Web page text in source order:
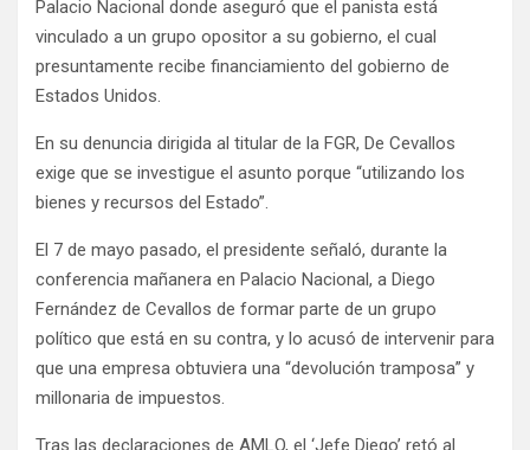
Palacio Nacional donde aseguró que el panista está
vinculado a un grupo opositor a su gobierno, el cual
presuntamente recibe financiamiento del gobierno de
Estados Unidos.
En su denuncia dirigida al titular de la FGR, De Cevallos
exige que se investigue el asunto porque “utilizando los
bienes y recursos del Estado”.
El 7 de mayo pasado, el presidente señaló, durante la
conferencia mañanera en Palacio Nacional, a Diego
Fernández de Cevallos de formar parte de un grupo
político que está en su contra, y lo acusó de intervenir para
que una empresa obtuviera una “devolución tramposa” y
millonaria de impuestos.
Tras las declaraciones de AMLO, el ‘Jefe Diego’ retó al